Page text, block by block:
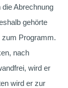
Abrechnung
gehörte
zum Programm.
nach
wird er
wird er zur